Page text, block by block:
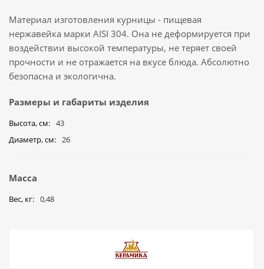
Материал изготовления курницы - пищевая
нержавейка марки AISI 304. Она не деформируется при
воздействии высокой температуры, не теряет своей
прочности и не отражается на вкусе блюда. Абсолютно
безопасна и экологична.
Размеры и габариты изделия
Высота, см
43
Диаметр, см
26
Масса
Вес, кг 0,48